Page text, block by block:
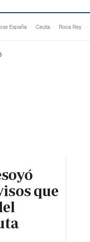
España Ceuta Roca Rey
que